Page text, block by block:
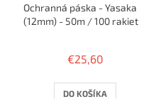
Ochranná páska - Yasaka
(12mm) - 50m / 100 rakiet
€25,60
DO KOŠÍKA